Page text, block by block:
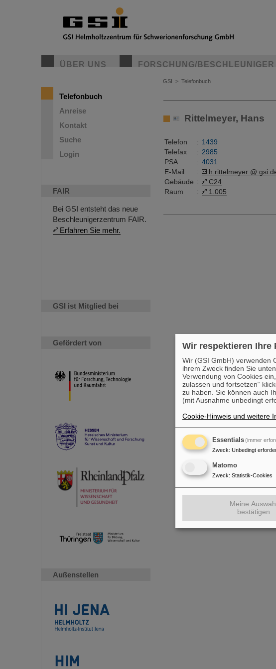
ÜBER UNS FORSCHUNG/BESCHLEUNIGER
Telefonbuch
Anreise
Kontakt
Suche
Login
FAIR
Bei GSI entsteht das neue
Beschleunigerzentrum FAIR.
Erfahren Sie mehr.
GSI ist Mitglied bei
Gefördert von
Außenstellen
GSI > Telefonbuch
Rittelmeyer, Hans
Telefon : 1439
Telefax
: 2985
PSA
: 4031
E-Mail
:
h.rittelmeyer @
Gebäude :
C24
Raum
: 1.005
Wir respektieren Ihre
Wir (GSI GmbH) verwenden
ihrem Zweck finden Sie
Verwendung von Cookies
zulassen und fortsetzen“
zu haben. Sie können auch
(mit Ausnahme unbedingt
Cookie-Hinweis und weitere
Essentials(immer
Zweck: Unbedingt
Matomo
Zweck: Statistik-Cookies
Meine
bestätigen